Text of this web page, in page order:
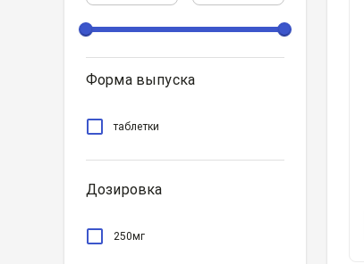
Форма выпуска
таблетки
Дозировка
250мг